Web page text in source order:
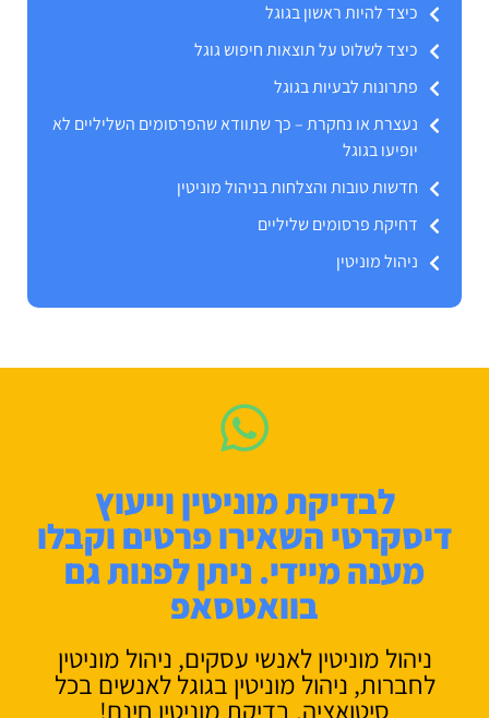
כיצד להיות ראשון בגוגל
כיצד לשלוט על תוצאות חיפוש גוגל
פתרונות לבעיות בגוגל
נעצרת או נחקרת – כך שתוודא שהפרסומים השליליים לא
יופיעו בגוגל
חדשות טובות והצלחות בניהול מוניטין
דחיקת פרסומים שליליים
ניהול מוניטין
לבדיקת מוניטין וייעוץ
דיסקרטי השאירו פרטים וקבלו
מענה מיידי. ניתן לפנות גם
בוואטסאפ
ניהול מוניטין לאנשי עסקים, ניהול מוניטין
לחברות, ניהול מוניטין בגוגל לאנשים בכל
סיטואציה. בדיקת מוניטין חינם!